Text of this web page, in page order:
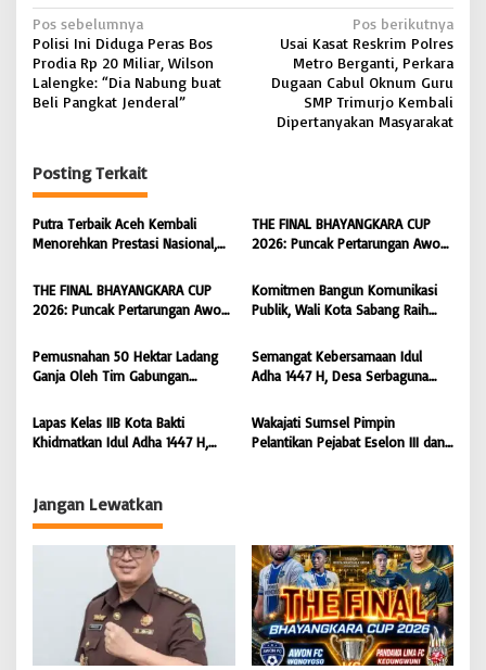
N
a
v
a
s
i
o
Pos sebelumnya
Polisi Ini Diduga Peras Bos
Prodia Rp 20 Miliar, Wilson
Lalengke: “Dia Nabung buat
Beli Pangkat Jenderal”
Pos berikutnya
Usai Kasat Reskrim Polres
Metro Berganti, Perkara
Dugaan Cabul Oknum Guru
SMP Trimurjo Kembali
Dipertanyakan Masyarakat
Posting Terkait
Putra Terbaik Aceh Kembali
Menorehkan Prestasi Nasional,
Dipromosikan Menjadi
Koordinator JAM Pidum
THE FINAL BHAYANGKARA CUP
2026: Puncak Pertarungan Awon
FC Kedungwuni, Siap
Mengguncang Stadion Widya
Manggala Krida
THE FINAL BHAYANGKARA CUP
2026: Puncak Pertarungan Awon
FC Kedungwuni, Siap
Mengguncang Stadion Widya
Manggala Krida
Komitmen Bangun Komunikasi
Publik, Wali Kota Sabang Raih
BONGKAR’Perkara.com
Pemusnahan 50 Hektar Ladang
Ganja Oleh Tim Gabungan
Meurandeh
Semangat Kebersamaan Idul
Adha 1447 H, Desa Serbaguna
Ekor Kambing
Lapas Kelas IIB Kota Bakti
Khidmatkan Idul Adha 1447 H,
Wakajati Sumsel Pimpin
Pelantikan Pejabat Eselon III dan
Jangan Lewatkan